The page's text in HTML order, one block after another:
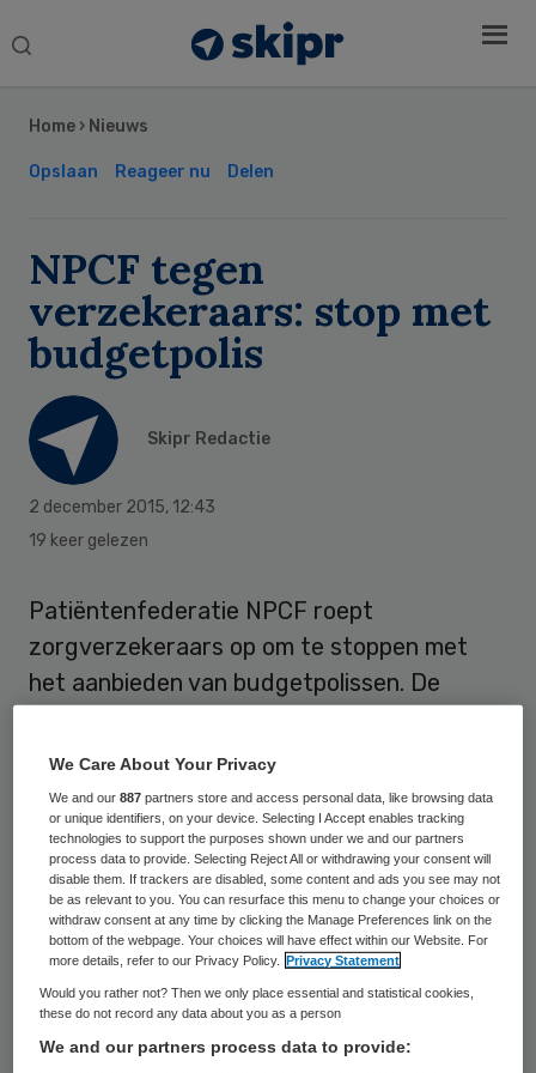
Search
Home › Nieuws
Opslaan Reageer nu Delen
NPCF tegen
verzekeraars: stop met
budgetpolis
Skipr Redactie
2 december 2015, 12:43
19 keer gelezen
Patiëntenfederatie NPCF roept
zorgverzekeraars op om te stoppen met
het aanbieden van budgetpolissen. De
de verzekeraars geschrokken te zijn van de
gevolgen van de goedkope zorgverzekering
voor patiënten.
Voor budgetpolissen sluiten verzekeraars
contracten met een beperkt aantal
zorgaanbieders. Als de verzekerde zich
ergens anders laat behandelen, krijgt hij
maar een deel van de zorg vergoed.
Daartegenover staat dat de
Sidebar
We Care About Your Privacy
We and our887 partners store and access personal data, like browsing data
or unique identifiers, on your device. Selecting I Accept enables tracking
technologies to support the purposes shown under we and our partners
process data to provide. Selecting Reject All or withdrawing your consent will
disable them. If trackers are disabled, some content and ads you see may not
be as relevant to you. You can resurface this menu to change your choices or
withdraw consent at any time by clicking the Manage Preferences link on the
bottom of the webpage. Your choices will have effect within our Website. For
more details, refer to our Privacy Policy.
Privacy Statement
Would you rather not? Then we only place essential and statistical cookies,
these do not record any data about you as a person
We and our partners process data to provide: